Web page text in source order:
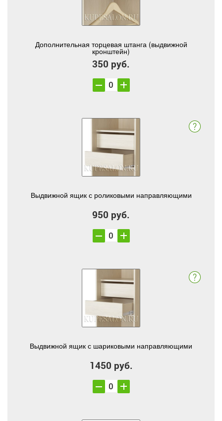
Дополнительная торцевая штанга (выдвижной
кронштейн)
350 руб.
Выдвижной ящик с роликовыми направляющими
950 руб.
Выдвижной ящик с шариковыми направляющими
1450 руб.